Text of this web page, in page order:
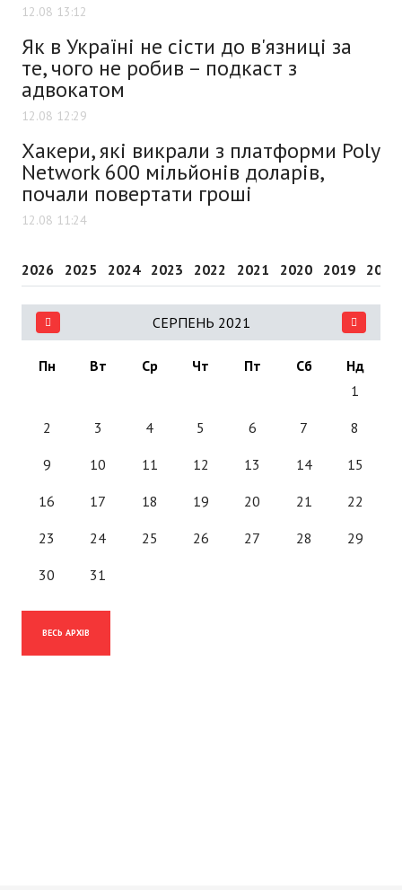
12.08 13:12
Як в Україні не сісти до в'язниці за
те, чого не робив – подкаст з
адвокатом
12.08 12:29
Хакери, які викрали з платформи Poly
Network 600 мільйонів доларів,
почали повертати гроші
12.08 11:24
2026 2025 2024 2023 2022 2021 2020 2019 2018
СЕРПЕНЬ 2021
Пн Вт Ср Чт Пт Сб
Нд
1
2 3 4 5 6 7 8
9 10 11 12 13 14 15
16 17 18 19 20 21 22
23 24 25 26 27 28 29
30 31
ВЕСЬ АРХІВ